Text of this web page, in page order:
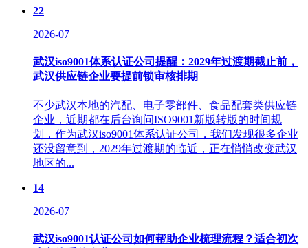
22
2026-07
武汉iso9001体系认证公司提醒：2029年过渡期截止前，
武汉供应链企业要提前锁审核排期
不少武汉本地的汽配、电子零部件、食品配套类供应链
企业，近期都在后台询问ISO9001新版转版的时间规
划，作为武汉iso9001体系认证公司，我们发现很多企业
还没留意到，2029年过渡期的临近，正在悄悄改变武汉
地区的...
14
2026-07
武汉iso9001认证公司如何帮助企业梳理流程？适合初次